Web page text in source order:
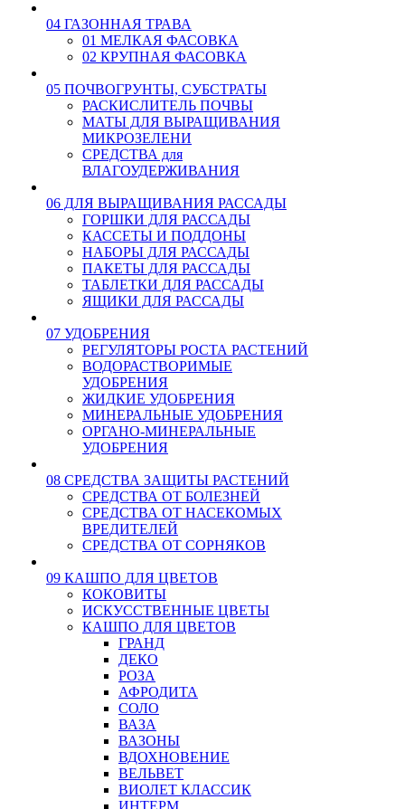
04 ГАЗОННАЯ ТРАВА
01 МЕЛКАЯ ФАСОВКА
02 КРУПНАЯ ФАСОВКА
05 ПОЧВОГРУНТЫ, СУБСТРАТЫ
РАСКИСЛИТЕЛЬ ПОЧВЫ
МАТЫ ДЛЯ ВЫРАЩИВАНИЯ
МИКРОЗЕЛЕНИ
СРЕДСТВА для
ВЛАГОУДЕРЖИВАНИЯ
06 ДЛЯ ВЫРАЩИВАНИЯ РАССАДЫ
ГОРШКИ ДЛЯ РАССАДЫ
КАССЕТЫ И ПОДДОНЫ
НАБОРЫ ДЛЯ РАССАДЫ
ПАКЕТЫ ДЛЯ РАССАДЫ
ТАБЛЕТКИ ДЛЯ РАССАДЫ
ЯЩИКИ ДЛЯ РАССАДЫ
07 УДОБРЕНИЯ
РЕГУЛЯТОРЫ РОСТА РАСТЕНИЙ
ВОДОРАСТВОРИМЫЕ
УДОБРЕНИЯ
ЖИДКИЕ УДОБРЕНИЯ
МИНЕРАЛЬНЫЕ УДОБРЕНИЯ
ОРГАНО-МИНЕРАЛЬНЫЕ
УДОБРЕНИЯ
08 СРЕДСТВА ЗАЩИТЫ РАСТЕНИЙ
СРЕДСТВА ОТ БОЛЕЗНЕЙ
СРЕДСТВА ОТ НАСЕКОМЫХ
ВРЕДИТЕЛЕЙ
СРЕДСТВА ОТ СОРНЯКОВ
09 КАШПО ДЛЯ ЦВЕТОВ
КОКОВИТЫ
ИСКУССТВЕННЫЕ ЦВЕТЫ
КАШПО ДЛЯ ЦВЕТОВ
ГРАНД
ДЕКО
РОЗА
АФРОДИТА
СОЛО
ВАЗА
ВАЗОНЫ
ВДОХНОВЕНИЕ
ВЕЛЬВЕТ
ВИОЛЕТ КЛАССИК
ИНТЕРМ